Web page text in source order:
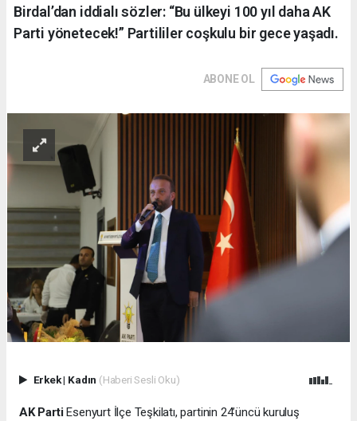
Birdal’dan iddialı sözler: “Bu ülkeyi 100 yıl daha AK
Parti yönetecek!” Partililer coşkulu bir gece yaşadı.
ABONE OL
Erkek| Kadın (Haberi Sesli Oku)
AK PartiEsenyurt İlçe Teşkilatı, partinin 24’üncü kuruluş